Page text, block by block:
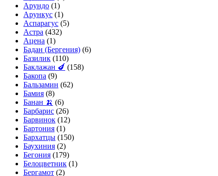
Арундо (1)
Арункус (1)
Аспарагус (5)
Астра (432)
Ацена (1)
Бадан (Бергения) (6)
Базилик (110)
Баклажан 🍆 (158)
Бакопа (9)
Бальзамин (62)
Бамия (8)
Банан 🍌 (6)
Барбарис (26)
Барвинок (12)
Бартония (1)
Бархатцы (150)
Баухиния (2)
Бегония (179)
Белоцветник (1)
Бергамот (2)